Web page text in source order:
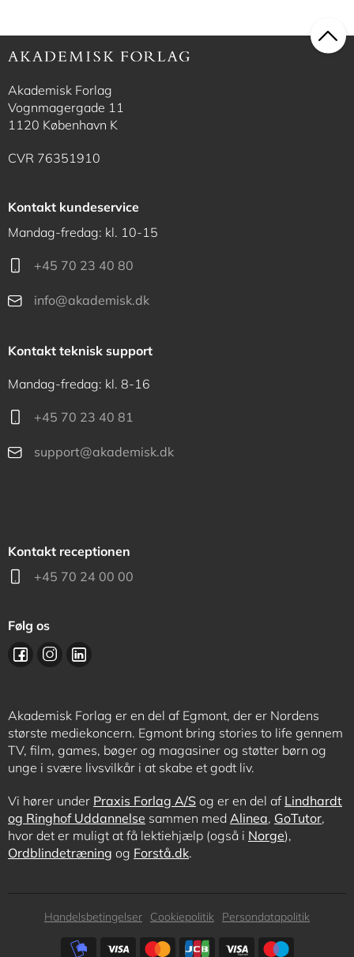
Akademisk Forlag
Vognmagergade 11
1120 København K
CVR 76351910
Kontakt kundeservice
Mandag-fredag: kl. 10-15
+45 70 23 40 80
info@akademisk.dk
Kontakt teknisk support
Mandag-fredag: kl. 8-16
+45 70 23 40 81
support@akademisk.dk
Kontakt receptionen
+45 70 24 00 00
Følg os
Akademisk Forlag er en del af Egmont, der er Nordens
største mediekoncern. Egmont bring stories to life gennem
TV, film, games, bøger og magasiner og støtter børn og
unge i svære livsvilkår i at skabe et godt liv.
Vi hører under Praxis Forlag A/S og er en del af Lindhardt
og Ringhof Uddannelse sammen med Alinea, GoTutor,
hvor det er muligt at få lektiehjælp (også i Norge),
Ordblindetræning og Forstå.dk.
Subfooter
Handelsbetingelser Cookiepolitik
Persondatapolitik
Subfooter